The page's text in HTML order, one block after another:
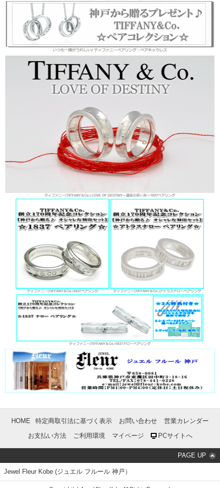
HOME 特定商取引法に基づく表示 お問い合わせ
営業カレンダー
お支払い方法
ご利用環境 マイページ PCサイトへ
PAGE UP
Jewel Fleur Kobe (ジュエル フルール 神戸）